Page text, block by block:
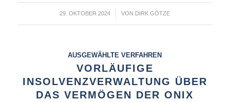
29. OKTOBER 2024
/ VON DIRK GÖTZE
AUSGEWÄHLTE VERFAHREN
VORLÄUFIGE
INSOLVENZVERWALTUNG ÜBER
DAS VERMÖGEN DER ONIX